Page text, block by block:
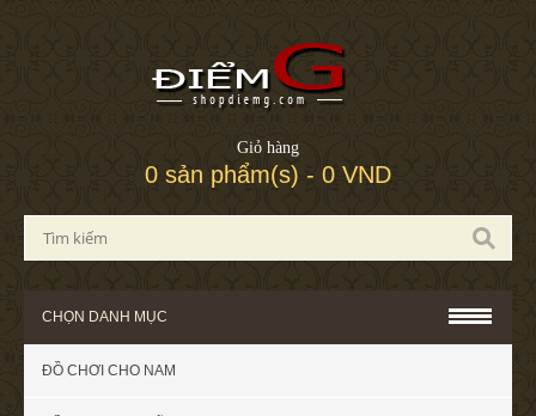
Giỏ hàng
0 sản phẩm(s) - 0 VND
CHỌN DANH MỤC
ĐỒ CHƠI CHO NAM